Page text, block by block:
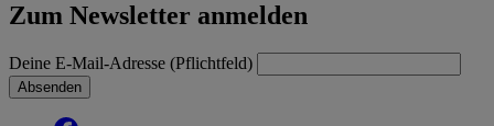
Zum Newsletter anmelden
Deine E-Mail-Adresse (Pflichtfeld)
Absenden